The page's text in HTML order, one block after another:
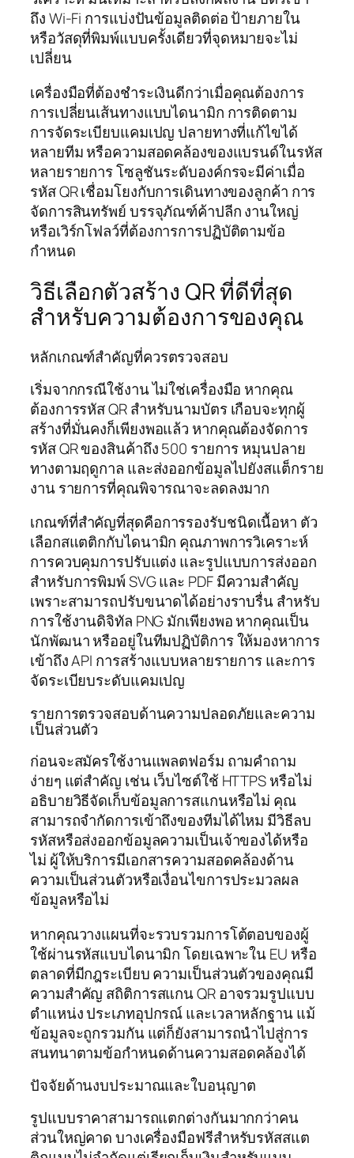
ถึง Wi‑Fi การแบ่งปันข้อมูลติดต่อ ป้ายภายใน
หรือวัสดุที่พิมพ์แบบครั้งเดียวที่จุดหมายจะไม่
เปลี่ยน
เครื่องมือที่ต้องชำระเงินดีกว่าเมื่อคุณต้องการ
การเปลี่ยนเส้นทางแบบไดนามิก การติดตาม
การจัดระเบียบแคมเปญ ปลายทางที่แก้ไขได้
หลายทีม หรือความสอดคล้องของแบรนด์ในรหัส
หลายรายการ โซลูชันระดับองค์กรจะมีค่าเมื่อ
รหัส QR เชื่อมโยงกับการเดินทางของลูกค้า การ
จัดการสินทรัพย์ บรรจุภัณฑ์ค้าปลีก งานใหญ่
หรือเวิร์กโฟลว์ที่ต้องการการปฏิบัติตามข้อ
กำหนด
วิธีเลือกตัวสร้าง QR ที่ดีที่สุด
สำหรับความต้องการของคุณ
หลักเกณฑ์สำคัญที่ควรตรวจสอบ
เริ่มจากกรณีใช้งาน ไม่ใช่เครื่องมือ หากคุณ
ต้องการรหัส QR สำหรับนามบัตร เกือบจะทุกผู้
สร้างที่มั่นคงก็เพียงพอแล้ว หากคุณต้องจัดการ
รหัส QR ของสินค้าถึง 500 รายการ หมุนปลาย
ทางตามฤดูกาล และส่งออกข้อมูลไปยังสแต็กราย
งาน รายการที่คุณพิจารณาจะลดลงมาก
เกณฑ์ที่สำคัญที่สุดคือการรองรับชนิดเนื้อหา ตัว
เลือกสแตติกกับไดนามิก คุณภาพการวิเคราะห์
การควบคุมการปรับแต่ง และรูปแบบการส่งออก
สำหรับการพิมพ์ SVG และ PDF มีความสำคัญ
เพราะสามารถปรับขนาดได้อย่างราบรื่น สำหรับ
การใช้งานดิจิทัล PNG มักเพียงพอ หากคุณเป็น
นักพัฒนา หรืออยู่ในทีมปฏิบัติการ ให้มองหาการ
เข้าถึง API การสร้างแบบหลายรายการ และการ
จัดระเบียบระดับแคมเปญ
รายการตรวจสอบด้านความปลอดภัยและความ
เป็นส่วนตัว
ก่อนจะสมัครใช้งานแพลตฟอร์ม ถามคำถาม
ง่ายๆ แต่สำคัญ เช่น เว็บไซต์ใช้ HTTPS หรือไม่
อธิบายวิธีจัดเก็บข้อมูลการสแกนหรือไม่ คุณ
สามารถจำกัดการเข้าถึงของทีมได้ไหม มีวิธีลบ
รหัสหรือส่งออกข้อมูลความเป็นเจ้าของได้หรือ
ไม่ ผู้ให้บริการมีเอกสารความสอดคล้องด้าน
ความเป็นส่วนตัวหรือเงื่อนไขการประมวลผล
ข้อมูลหรือไม่
หากคุณวางแผนที่จะรวบรวมการโต้ตอบของผู้
ใช้ผ่านรหัสแบบไดนามิก โดยเฉพาะใน EU หรือ
ตลาดที่มีกฎระเบียบ ความเป็นส่วนตัวของคุณมี
ความสำคัญ สถิติการสแกน QR อาจรวมรูปแบบ
ตำแหน่ง ประเภทอุปกรณ์ และเวลาหลักฐาน แม้
ข้อมูลจะถูกรวมกัน แต่ก็ยังสามารถนำไปสู่การ
สนทนาตามข้อกำหนดด้านความสอดคล้องได้
ปัจจัยด้านงบประมาณและใบอนุญาต
รูปแบบราคาสามารถแตกต่างกันมากกว่าคน
ส่วนใหญ่คาด บางเครื่องมือฟรีสำหรับรหัสสแต